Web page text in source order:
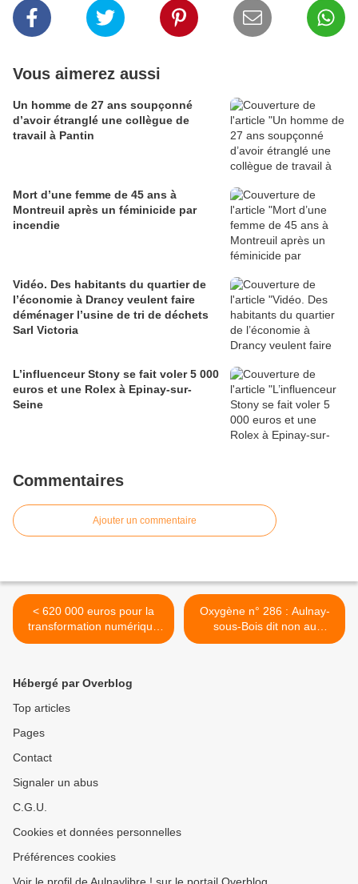
Vous aimerez aussi
Un homme de 27 ans soupçonné
d’avoir étranglé une collègue de
travail à Pantin
Mort d’une femme de 45 ans à
Montreuil après un féminicide par
incendie
Vidéo. Des habitants du quartier de
l’économie à Drancy veulent faire
déménager l’usine de tri de déchets
Sarl Victoria
L’influenceur Stony se fait voler 5 000
euros et une Rolex à Epinay-sur-
Seine
Commentaires
Ajouter un commentaire
< 620 000 euros pour la
transformation numérique
des services publics à
Oxygène n° 286 : Aulnay-
sous-Bois dit non au
stationnement sauvage >
Hébergé par Overblog
Top articles
Pages
Contact
Signaler un abus
C.G.U.
Cookies et données personnelles
Préférences cookies